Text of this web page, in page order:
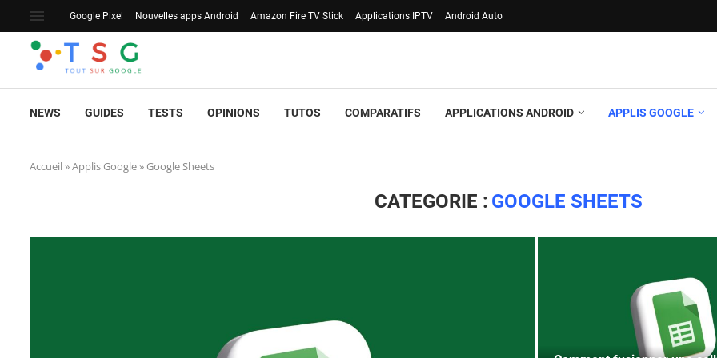
Google Pixel Nouvelles apps Android Amazon Fire TV Stick Applications IPTV Android Auto
NEWS GUIDES TESTS OPINIONS TUTOS COMPARATIFS APPLICATIONS ANDROID APPLIS GOOGLE
Accueil »Applis Google» Google Sheets
CATEGORIE : GOOGLE SHEETS